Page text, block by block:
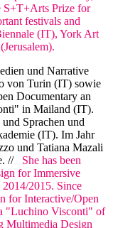
S+T+Arts Prize for
festivals and
(IT), York Art
und Narrative
von Turin (IT) sowie
Documentary an
in Mailand (IT).
Sprachen und
(IT). Im Jahr
und Tatiana Mazali
// She has been
for Immersive
2015. Since
for Interactive/Open
"Luchino Visconti" of
Multimedia Design